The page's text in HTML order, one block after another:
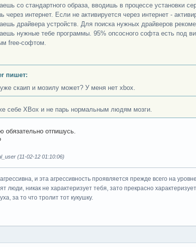
со стандартного образа, вводишь в процессе установки
через интернет. Если не активируется через интернет -
драйвера устройств. Для поиска нужных драйверов
нужные тебе программы. 95% опсосного софта есть под
free-софтом.
пишет:
скаип и мозилу может? У меня нет xbox.
себе XBox и не парь нормальным людям мозги.
обязательно отпишусь.
(11-02-12 01:10:06)
и эта агрессивность проявляется прежде всего на
люди, никак не характеризует тебя, зато прекрасно
за то что тролит тот кукушку.